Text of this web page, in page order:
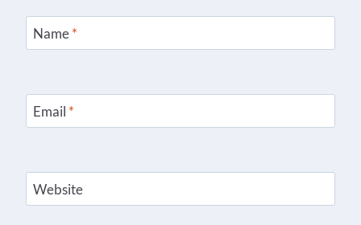
Name*
Email *
Website